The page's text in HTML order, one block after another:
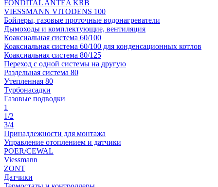
FONDITAL ANTEA KRB
VIESSMANN VITODENS 100
Бойлеры, газовые проточные водонагреватели
Дымоходы и комплектующие, вентиляция
Коаксиальная система 60/100
Коаксиальная система 60/100 для конденсационных котлов
Коаксиальная система 80/125
Переход с одной системы на другую
Раздельная система 80
Утепленная 80
Турбонасадки
Газовые подводки
1
1/2
3/4
Принадлежности для монтажа
Управление отоплением и датчики
POER/CEWAL
Viessmann
ZONT
Датчики